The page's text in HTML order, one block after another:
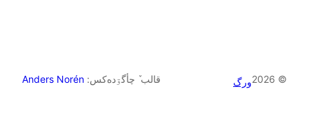
© 2026 ورگ قالب ٚ چأگۊده‌کس: Anders Norén